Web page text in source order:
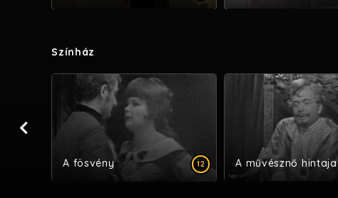
Színház
12
A fösvény A művésznő hintaja